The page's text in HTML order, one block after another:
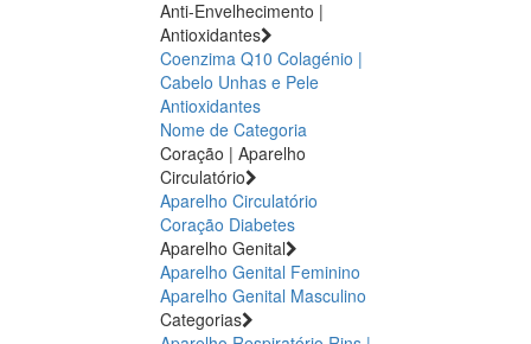
Anti-Envelhecimento |
Antioxidantes
Coenzima Q10 Colagénio |
Cabelo Unhas e Pele
Antioxidantes
Nome de Categoria
Coração | Aparelho
Circulatório
Aparelho Circulatório
Coração Diabetes
Aparelho Genital
Aparelho Genital Feminino
Aparelho Genital Masculino
Categorias